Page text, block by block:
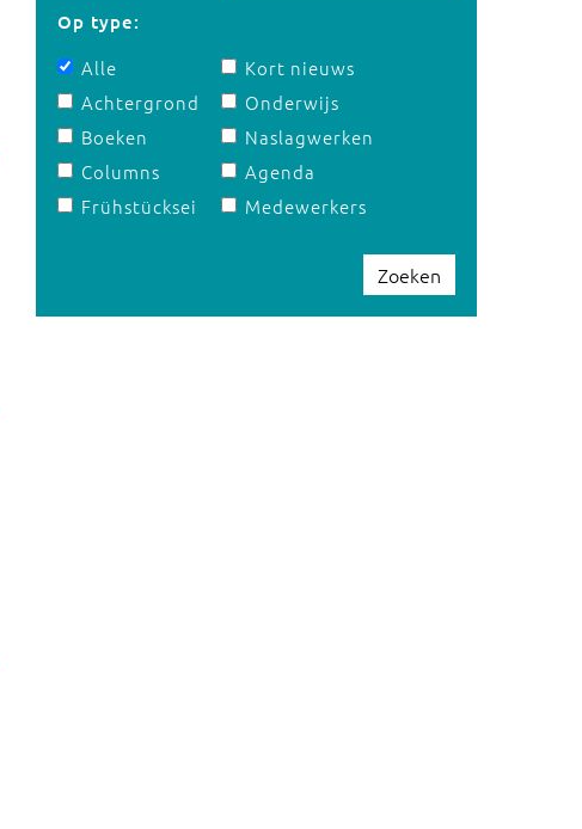
Op type:
Alle
Achtergrond
Boeken
Columns
Frühstücksei
Kort nieuws
Onderwijs
Naslagwerken
Agenda
Medewerkers
Zoeken